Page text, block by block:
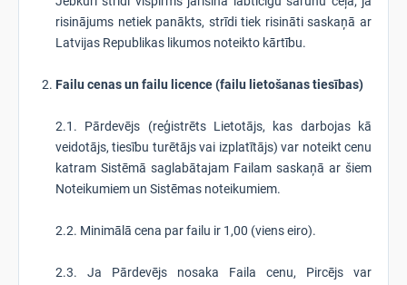
risinājums netiek panākts, strīdi tiek risināti saskaņā ar
Latvijas Republikas likumos noteikto kārtību.
Failu cenas un failu licence (failu lietošanas tiesības)
2.1. Pārdevējs (reģistrēts Lietotājs, kas darbojas kā
veidotājs, tiesību turētājs vai izplatītājs) var noteikt cenu
katram Sistēmā saglabātajam Failam saskaņā ar šiem
Noteikumiem un Sistēmas noteikumiem.
2.2. Minimālā cena par failu ir 1,00 (viens eiro).
2.3. Ja Pārdevējs nosaka Faila cenu, Pircējs var